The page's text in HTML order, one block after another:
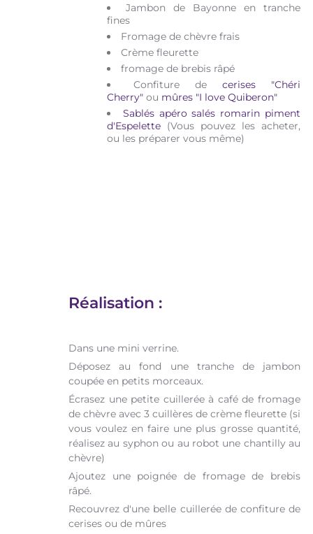
Jambon de Bayonne en tranche
fines
Fromage de chèvre frais
Crème fleurette
fromage de brebis râpé
Confiture de cerises "Chéri
Cherry" ou mûres "I love Quiberon"
Sablés apéro salés romarin piment
d'Espelette (Vous pouvez les acheter,
ou les préparer vous même)
Réalisation :
Dans une mini verrine.
Déposez au fond une tranche de jambon
coupée en petits morceaux.
Écrasez une petite cuillerée à café de fromage
de chèvre avec 3 cuillères de crème fleurette (si
vous voulez en faire une plus grosse quantité,
réalisez au syphon ou au robot une chantilly au
chèvre)
Ajoutez une poignée de fromage de brebis
râpé.
Recouvrez d'une belle cuillerée de confiture de
cerises ou de mûres